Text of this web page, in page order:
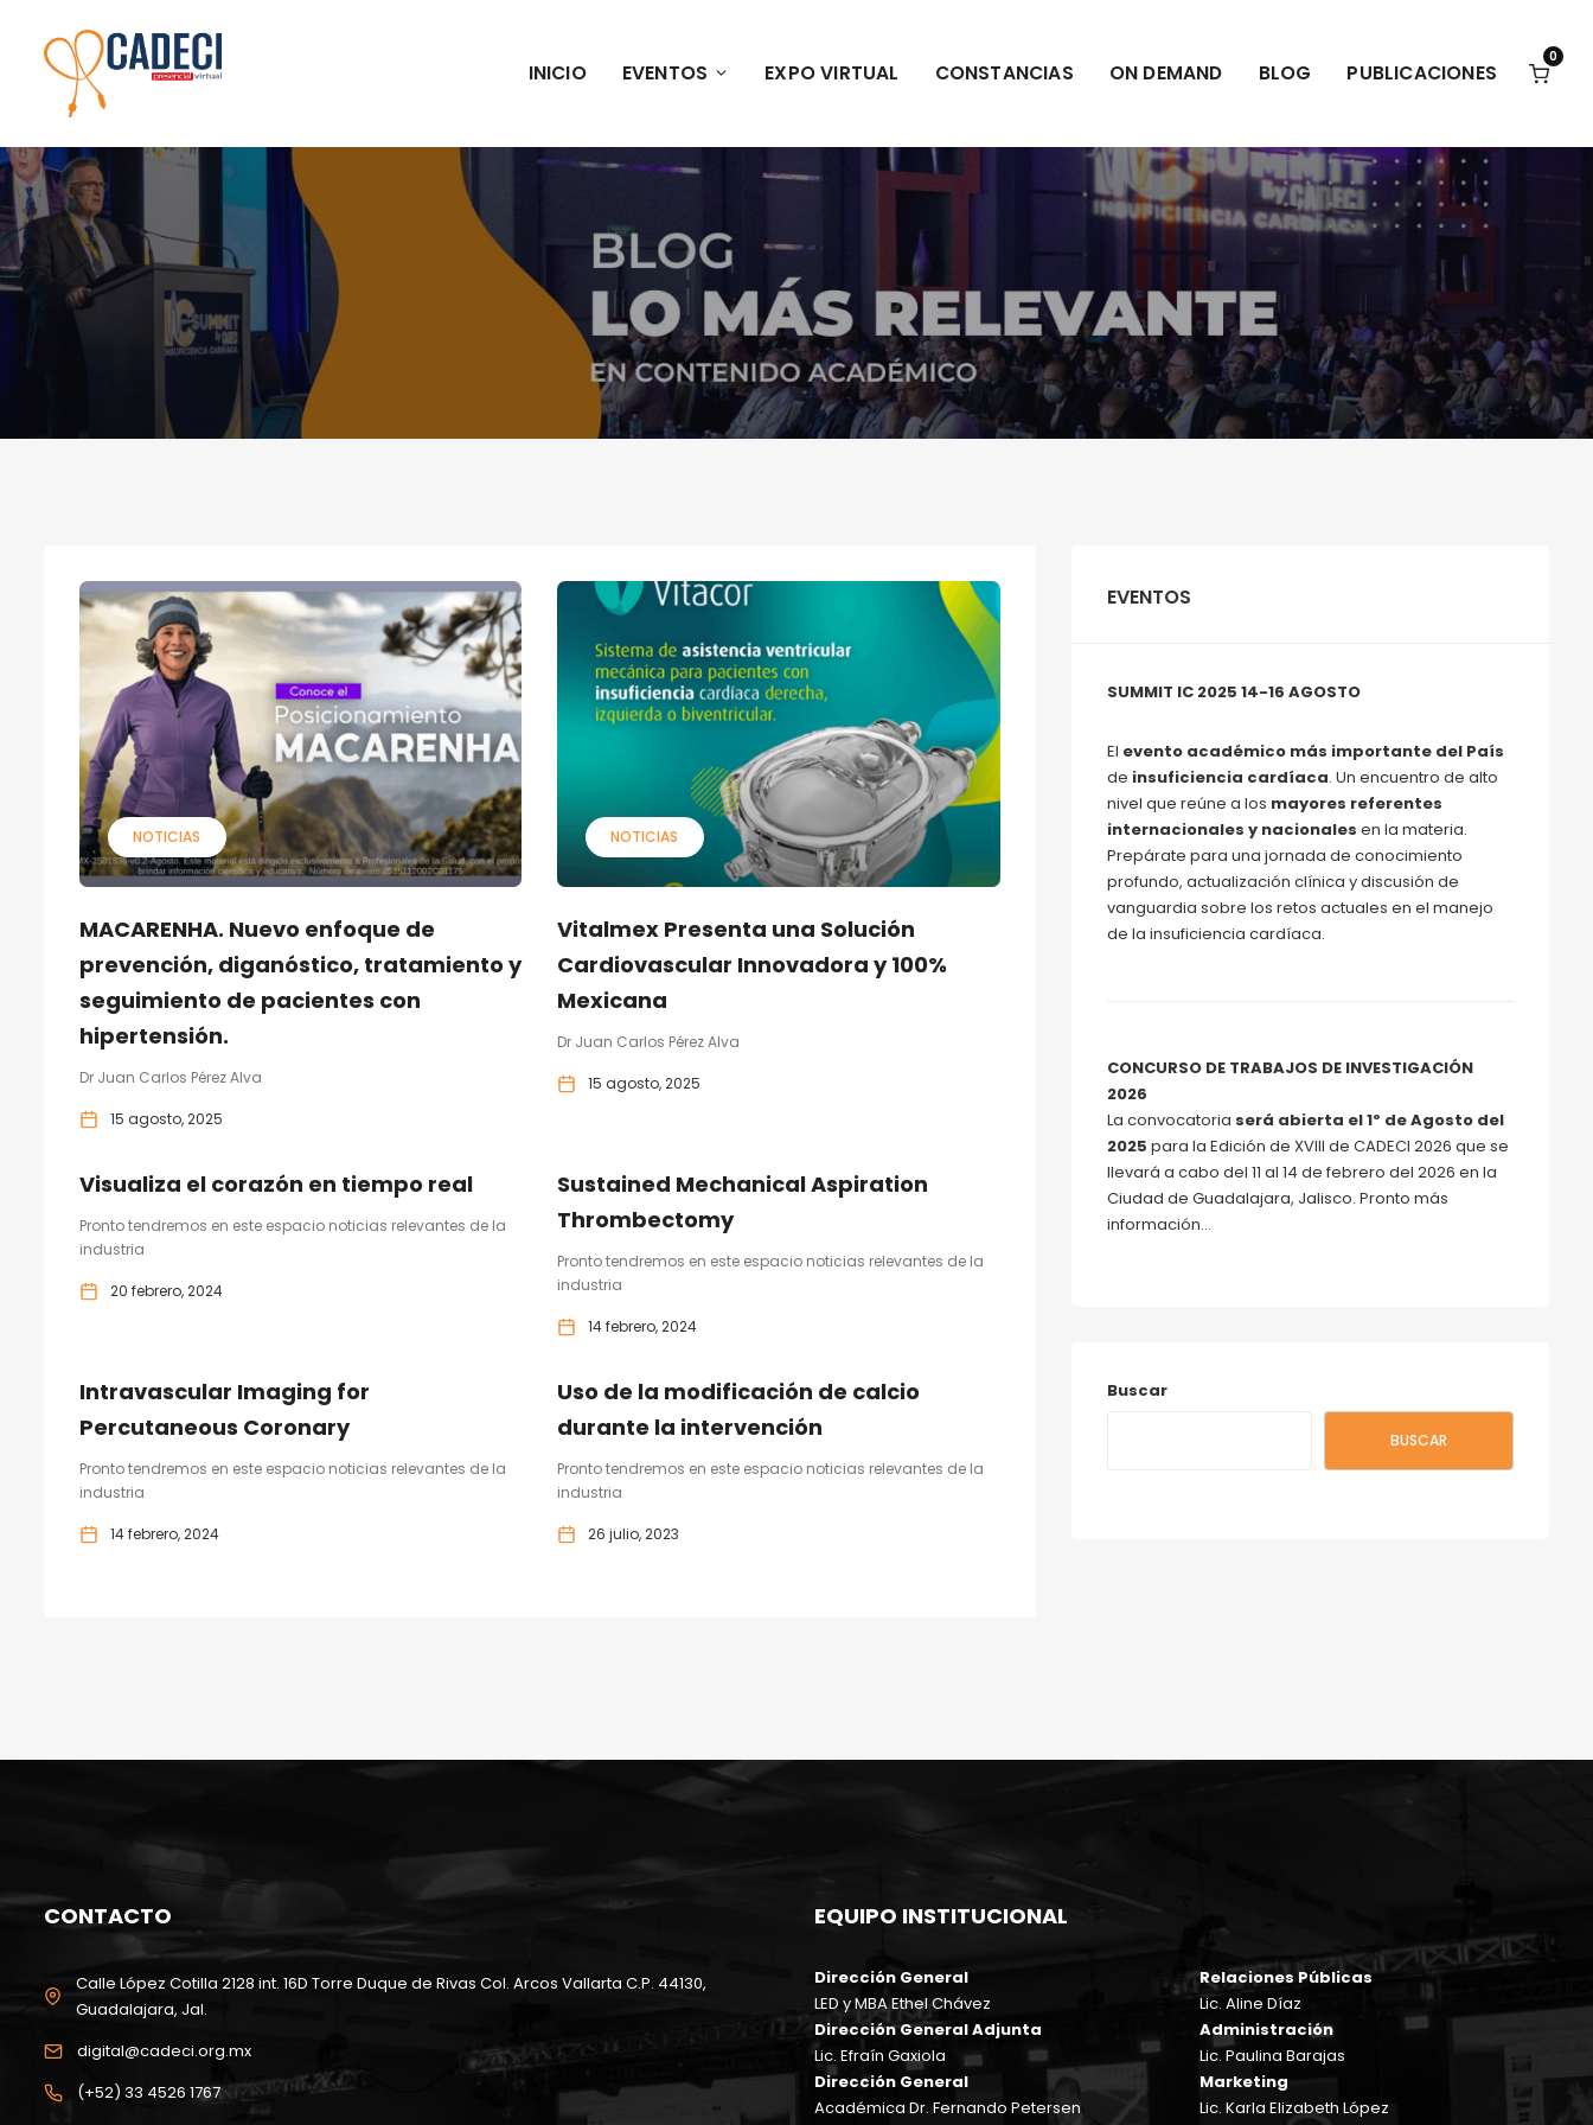
INICIO EVENTOS EXPO VIRTUAL CONSTANCIAS ON DEMAND BLOG PUBLICACIONES
0
Noticias
NOTICIAS
MACARENHA. Nuevo enfoque de
prevención, diganóstico, tratamiento y
seguimiento de pacientes con
hipertensión.
Dr Juan Carlos Pérez Alva
15 agosto, 2025
NOTICIAS
Vitalmex Presenta una Solución
Cardiovascular Innovadora y 100%
Mexicana
Dr Juan Carlos Pérez Alva
15 agosto, 2025
Visualiza el corazón en tiempo real
Pronto tendremos en este espacio noticias relevantes de la
industria
20 febrero, 2024
Sustained Mechanical Aspiration
Thrombectomy
Pronto tendremos en este espacio noticias relevantes de la
industria
14 febrero, 2024
Intravascular Imaging for
Percutaneous Coronary
Pronto tendremos en este espacio noticias relevantes de la
industria
14 febrero, 2024
Uso de la modificación de calcio
durante la intervención
Pronto tendremos en este espacio noticias relevantes de la
industria
26 julio, 2023
EVENTOS
SUMMIT IC 2025 14-16 AGOSTO
El evento académico más importante del País
de insuficiencia cardíaca. Un encuentro de alto
nivel que reúne a los mayores referentes
internacionales y nacionales en la materia.
Prepárate para una jornada de conocimiento
profundo, actualización clínica y discusión de
vanguardia sobre los retos actuales en el manejo
de la insuficiencia cardíaca.
CONCURSO DE TRABAJOS DE INVESTIGACIÓN
2026
La convocatoria será abierta el 1º de Agosto del
2025 para la Edición de XVIII de CADECI 2026 que se
llevará a cabo del 11 al 14 de febrero del 2026 en la
Ciudad de Guadalajara, Jalisco. Pronto más
información…
Buscar
BUSCAR
CONTACTO
Calle López Cotilla 2128 int. 16D Torre Duque de Rivas Col. Arcos Vallarta C.P. 44130,
Guadalajara, Jal.
digital@cadeci.org.mx
(+52) 33 4526 1767
EQUIPO INSTITUCIONAL
Dirección General
LED y MBA Ethel Chávez
Dirección General Adjunta
Lic. Efraín Gaxiola
Dirección General
Académica Dr. Fernando Petersen
Relaciones Públicas
Lic. Aline Díaz
Administración
Lic. Paulina Barajas
Marketing
Lic. Karla Elizabeth López